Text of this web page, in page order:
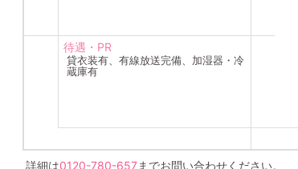
待遇・PR
貸衣装有、有線放送完備、加湿器・冷
蔵庫有
詳細は0120-780-657までお問い合わせください。